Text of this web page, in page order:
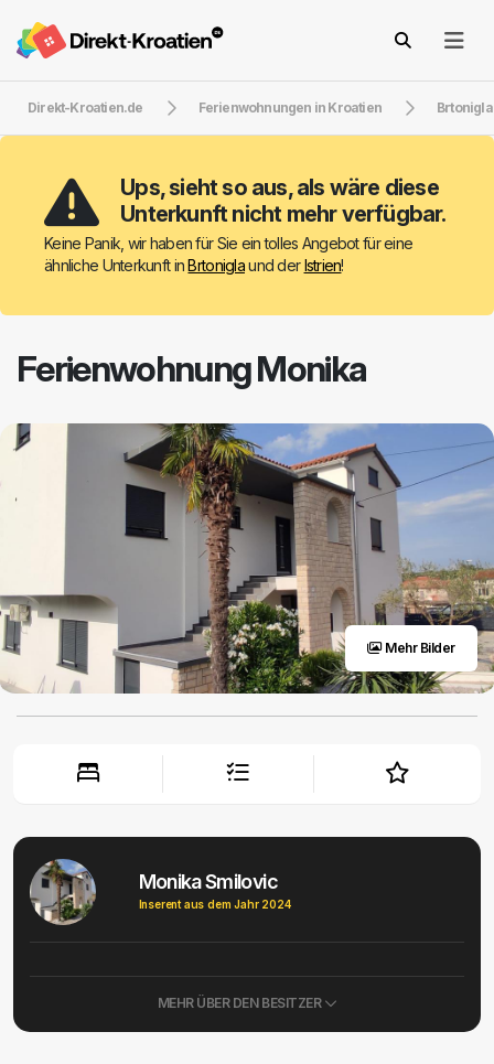
Direkt-Kroatien.de Ferienwohnungen in Kroatien Brtonigla
Ups, sieht so aus, als wäre diese
Unterkunft nicht mehr verfügbar.
Keine Panik, wir haben für Sie ein tolles Angebot für eine
ähnliche Unterkunft inBrtoniglaund derIstrien!
Ferienwohnung Monika
Mehr Bilder
Monika Smilovic
Inserent aus dem Jahr 2024
MEHR ÜBER DEN BESITZER